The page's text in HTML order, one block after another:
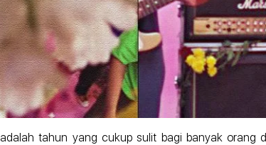
tahun yang cukup sulit bagi banyak orang